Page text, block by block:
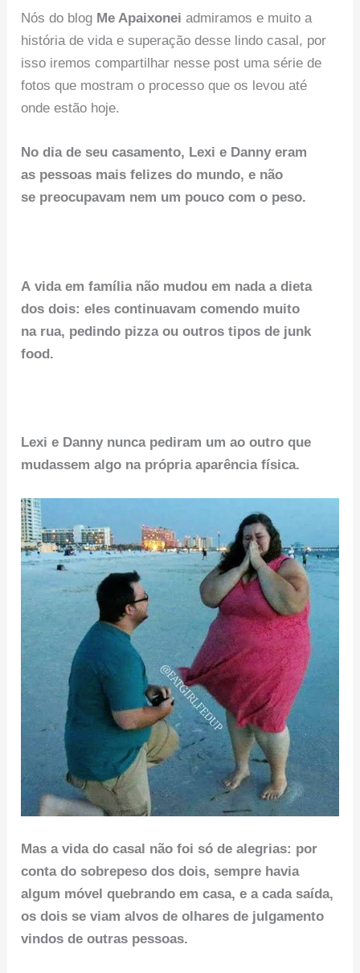
Nós do blog Me Apaixonei admiramos e muito a
história de vida e superação desse lindo casal, por
isso iremos compartilhar nesse post uma série de
fotos que mostram o processo que os levou até
onde estão hoje.
No dia de seu casamento, Lexi e Danny eram
as pessoas mais felizes do mundo, e não
se preocupavam nem um pouco com o peso.
A vida em família não mudou em nada a dieta
dos dois: eles continuavam comendo muito
na rua, pedindo pizza ou outros tipos de junk
food.
Lexi e Danny nunca pediram um ao outro que
mudassem algo na própria aparência física.
Mas a vida do casal não foi só de alegrias: por
conta do sobrepeso dos dois, sempre havia
algum móvel quebrando em casa, e a cada saída,
os dois se viam alvos de olhares de julgamento
vindos de outras pessoas.